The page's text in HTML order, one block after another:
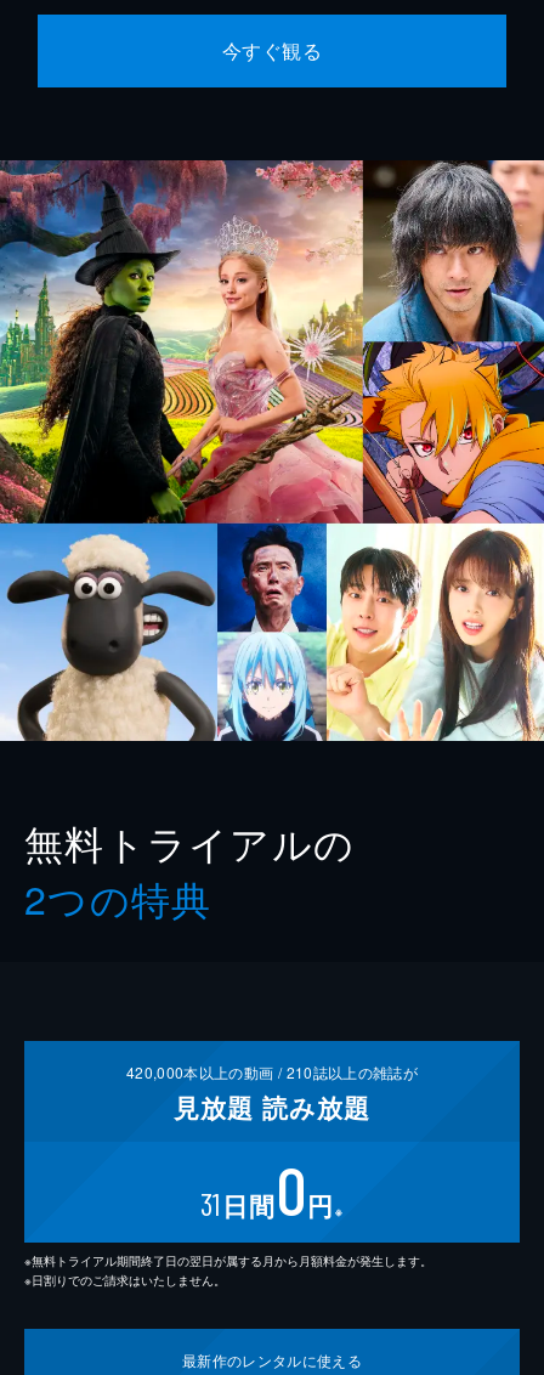
今すぐ観る
無料トライアルの
2つの特典
420,000本以上の動画 /210誌以上の雑誌が
見放題 読み放題
31 日間0円 ※
※無料トライアル期間終了日の翌日が属する月から月額料金が発生します。
※日割りでのご請求はいたしません。
最新作のレンタルに使える